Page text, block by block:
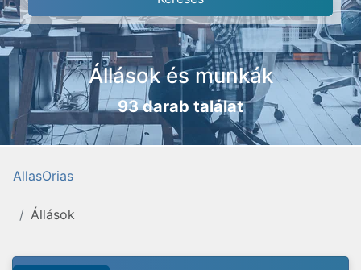
Állások és munkák
93 darab találat
AllasOrias
Állások